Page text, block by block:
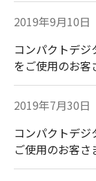
2019年9月10日
コンパクトデジ
をご使用のお客
2019年7月30日
コンパクトデ
ご使用のお客さ